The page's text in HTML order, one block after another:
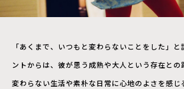
「あくまで、いつもと変わらないことをした」
ントからは、彼が思う成熟や大人という存在との
変わらない生活や素朴な日常に心地のよさを感じ